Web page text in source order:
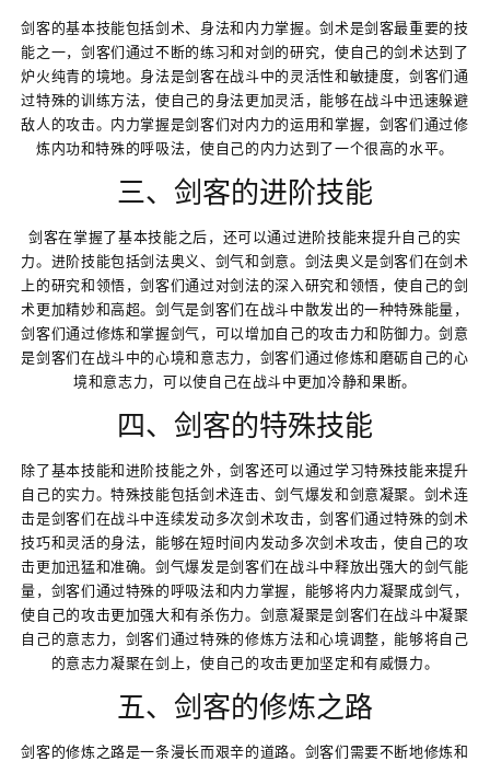
剑客的基本技能包括剑术、身法和内力掌握。剑术是剑客最重要的技
能之一，剑客们通过不断的练习和对剑的研究，使自己的剑术达到了
炉火纯青的境地。身法是剑客在战斗中的灵活性和敏捷度，剑客们通
过特殊的训练方法，使自己的身法更加灵活，能够在战斗中迅速躲避
敌人的攻击。内力掌握是剑客们对内力的运用和掌握，剑客们通过修
炼内功和特殊的呼吸法，使自己的内力达到了一个很高的水平。
三、剑客的进阶技能
剑客在掌握了基本技能之后，还可以通过进阶技能来提升自己的实
力。进阶技能包括剑法奥义、剑气和剑意。剑法奥义是剑客们在剑术
上的研究和领悟，剑客们通过对剑法的深入研究和领悟，使自己的剑
术更加精妙和高超。剑气是剑客们在战斗中散发出的一种特殊能量，
剑客们通过修炼和掌握剑气，可以增加自己的攻击力和防御力。剑意
是剑客们在战斗中的心境和意志力，剑客们通过修炼和磨砺自己的心
境和意志力，可以使自己在战斗中更加冷静和果断。
四、剑客的特殊技能
除了基本技能和进阶技能之外，剑客还可以通过学习特殊技能来提升
自己的实力。特殊技能包括剑术连击、剑气爆发和剑意凝聚。剑术连
击是剑客们在战斗中连续发动多次剑术攻击，剑客们通过特殊的剑术
技巧和灵活的身法，能够在短时间内发动多次剑术攻击，使自己的攻
击更加迅猛和准确。剑气爆发是剑客们在战斗中释放出强大的剑气能
量，剑客们通过特殊的呼吸法和内力掌握，能够将内力凝聚成剑气，
使自己的攻击更加强大和有杀伤力。剑意凝聚是剑客们在战斗中凝聚
自己的意志力，剑客们通过特殊的修炼方法和心境调整，能够将自己
的意志力凝聚在剑上，使自己的攻击更加坚定和有威慑力。
五、剑客的修炼之路
剑客的修炼之路是一条漫长而艰辛的道路。剑客们需要不断地修炼和